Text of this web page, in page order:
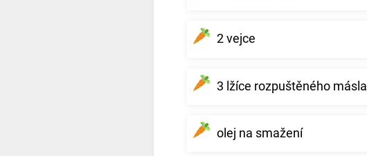
2 vejce
3 lžíce rozpuštěného másla
olej na smažení